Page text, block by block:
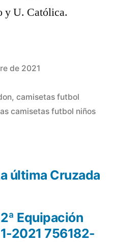
y U. Católica.
de 2021
, camisetas futbol
camisetas futbol niños
Equipación
2021 756182-
última Cruzada